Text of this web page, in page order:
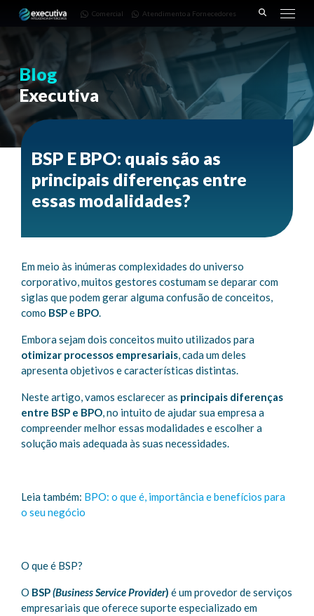
3668-
Pinhais
Comercial Atendimento a Fornecedores
Blog
Executiva
BSP E BPO: quais são as
principais diferenças entre
essas modalidades?
Em meio às inúmeras complexidades do universo
corporativo, muitos gestores costumam se deparar com
siglas que podem gerar alguma confusão de conceitos,
como BSPe BPO.
Embora sejam dois conceitos muito utilizados para
otimizar processos empresariais, cada um deles
apresenta objetivos e características distintas.
Neste artigo, vamos esclarecer as principais diferenças
entre BSP e BPO, no intuito de ajudar sua empresa a
compreender melhor essas modalidades e escolher a
solução mais adequada às suas necessidades.
Leia também: BPO: o que é, importância e benefícios para
o seu negócio
O que é BSP?
O BSP(Business Service Provider) é um provedor de serviços
empresariais que oferece suporte especializado em